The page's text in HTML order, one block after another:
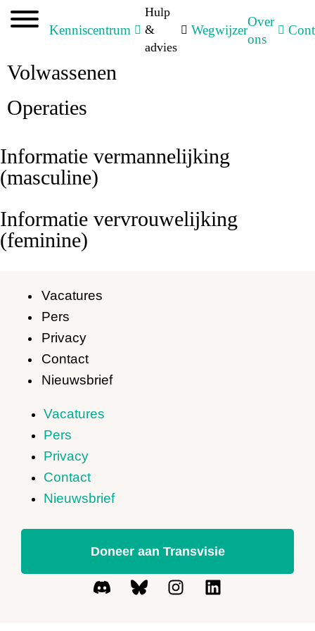
Kenniscentrum
Hulp
&
advies
Wegwijzer
Over
ons
Volwassenen
Operaties
Informatie vermannelijking
(masculine)
Informatie vervrouwelijking
(feminine)
Vacatures
Pers
Privacy
Contact
Nieuwsbrief
Vacatures
Pers
Privacy
Contact
Nieuwsbrief
Doneer aan Transvisie